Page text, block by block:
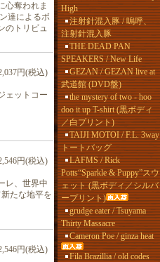
心奪われま
達によるボ
のトリビュ
円(税込)
ェットコー
円(税込)
レ、世界中
たな地平を
円(税込)
High
注射針混入豚 / 嗚呼、
注射針混入豚
THE DEAD PAN
SPEAKERS / New Life
GEZAN / GEZAN live at
武道館 (DVD盤)
the mystery of two - hoo
doo it up T-shirt (黒ボディ
／白プリント)
TAIJI MOTOI / F.L. 3way
トートバッグ
LAFMS / Rick
Potts“Sparkle & Puppy”スウ
ェット (黒ボディ／シルバ
ープリント)
grudge eater / Tsuyama
Thirty Massacre
Cameron Poe / ginza heat
Fila Brazillia / old codes